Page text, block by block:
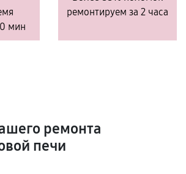
мин
ремонтируем за 2 часа
ремонта
печи